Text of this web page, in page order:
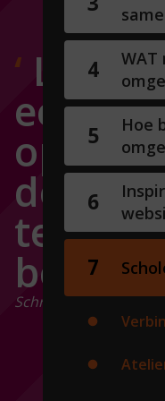
WAT
Hoe
Let
een
op de
de
terwijl
Schrijver en